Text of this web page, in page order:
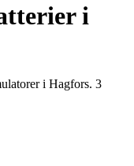
i
i Hagfors. 3